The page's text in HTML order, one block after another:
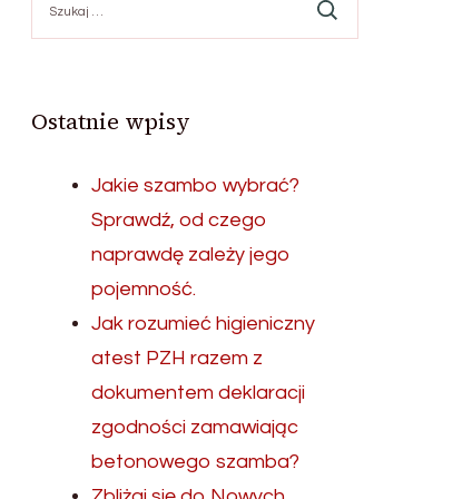
Ostatnie wpisy
Jakie szambo wybrać?
Sprawdź, od czego
naprawdę zależy jego
pojemność.
Jak rozumieć higieniczny
atest PZH razem z
dokumentem deklaracji
zgodności zamawiając
betonowego szamba?